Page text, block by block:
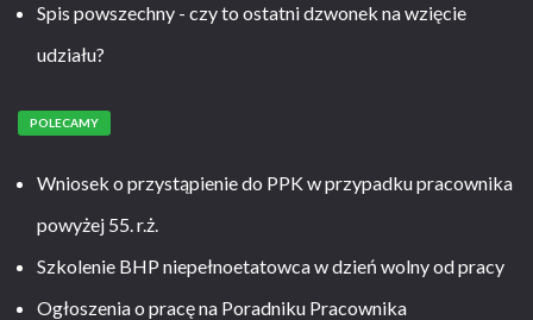
Spis powszechny - czy to ostatni dzwonek na wzięcie
udziału?
POLECAMY
Wniosek o przystąpienie do PPK w przypadku pracownika
powyżej 55. r.ż.
Szkolenie BHP niepełnoetatowca w dzień wolny od pracy
Ogłoszenia o pracę na Poradniku Pracownika